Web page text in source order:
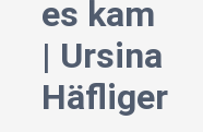
es kam
| Ursina
Häfliger